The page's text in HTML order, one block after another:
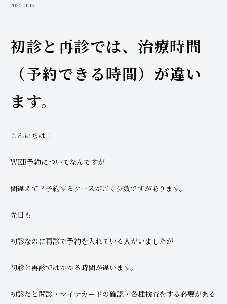
2026.01.19
初診と再診では、治療時間
（予約できる時間）が違い
ます。
こんにちは！
WEB予約についてなんですが
間違えて？予約するケースがごく少数ですがあります。
先日も
初診なのに再診で予約を入れている人がいましたが
初診と再診ではかかる時間が違います。
初診だと問診・マイナカードの確認・各種検査をする必要がある